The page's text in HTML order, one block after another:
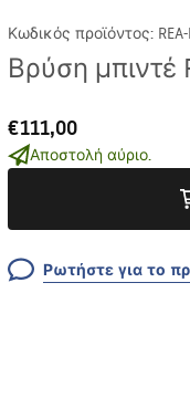
Κωδικός προϊόντος:
Βρύση μπιντέ
€111,00
Αποστολή αύριο.
Ρωτήστε για το